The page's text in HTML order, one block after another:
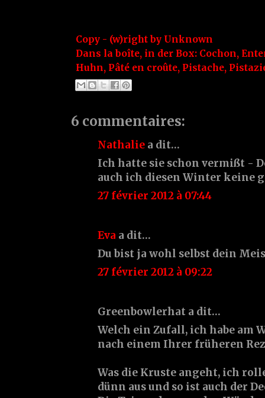
Copy - (w)right by Unknown
Dans la boîte, in der Box: Cochon,
Huhn, Pâté en croûte, Pistache,
6 commentaires:
Nathalie a dit…
Ich hatte sie schon vermißt -
auch ich diesen Winter keine
27 février 2012 à 07:44
Eva a dit…
Du bist ja wohl selbst dein
27 février 2012 à 09:22
Greenbowlerhat a dit…
Welch ein Zufall, ich habe am
nach einem Ihrer früheren
Was die Kruste angeht, ich
dünn aus und so ist auch der